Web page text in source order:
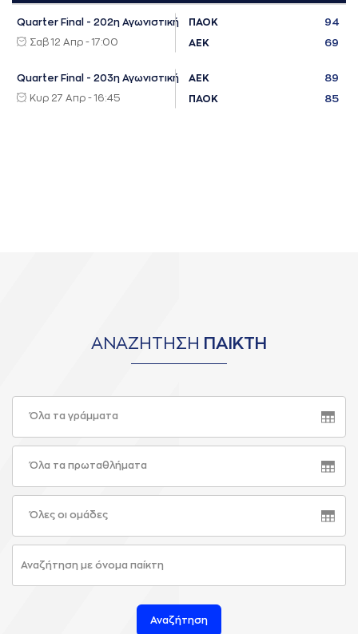
Quarter Final - 202η Αγωνιστική
Σαβ 12 Απρ - 17:00
ΠΑΟΚ 94
ΑΕΚ 69
Quarter Final - 203η Αγωνιστική
Κυρ 27 Απρ - 16:45
ΑΕΚ 89
ΠΑΟΚ 85
ΑΝΑΖΗΤΗΣΗ ΠΑΙΚΤΗ
Όλα τα γράμματα
Όλα τα πρωταθλήματα
Όλες οι ομάδες
Αναζήτηση